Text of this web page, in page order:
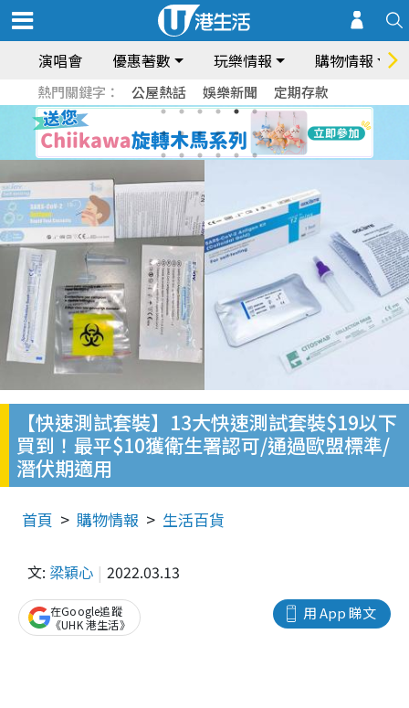
演唱會 優惠著數 玩樂情報 購物情報
熱門關鍵字： 公屋熱話 娛樂新聞 定期存款
【快速測試套裝】13大快速測試套裝$19以下
買到！最平$10獲衛生署認可/通過歐盟標準/
潛伏期適用
首頁 購物情報 生活百貨
文: 梁穎心 2022.03.13
用 App 睇文
在Google追蹤
《UHK 港生活》